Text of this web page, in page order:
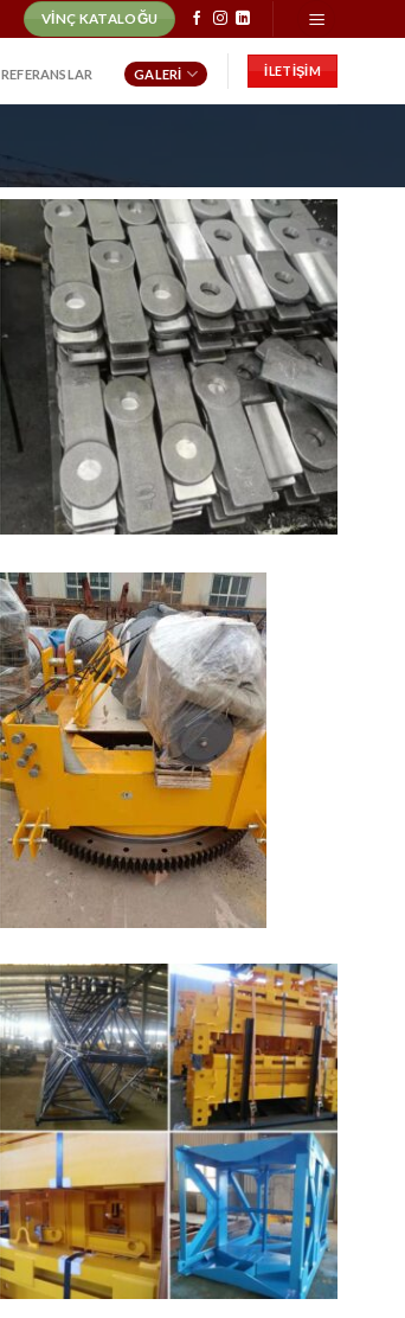
VINÇ KATALOĞU
REFERANSLAR GALERI İLETİŞİM